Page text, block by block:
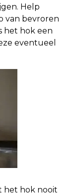
Help
van bevroren
het hok een
eventueel
het hok nooit